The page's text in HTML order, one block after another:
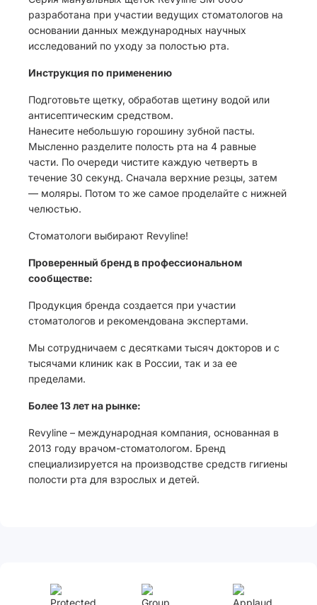
разработана при участии ведущих стоматологов на
основании данных международных научных
исследований по уходу за полостью рта.
Инструкция по применению
Подготовьте щетку, обработав щетину водой или
антисептическим средством.
Нанесите небольшую горошину зубной пасты.
Мысленно разделите полость рта на 4 равные
части. По очереди чистите каждую четверть в
течение 30 секунд. Сначала верхние резцы, затем
— моляры. Потом то же самое проделайте с нижней
челюстью.
Стоматологи выбирают Revyline!
Проверенный бренд в профессиональном
сообществе:
Продукция бренда создается при участии
стоматологов и рекомендована экспертами.
Мы сотрудничаем с десятками тысяч докторов и с
тысячами клиник как в России, так и за ее
пределами.
Более 13 лет на рынке:
Revyline – международная компания, основанная в
2013 году врачом-стоматологом. Бренд
специализируется на производстве средств гигиены
полости рта для взрослых и детей.